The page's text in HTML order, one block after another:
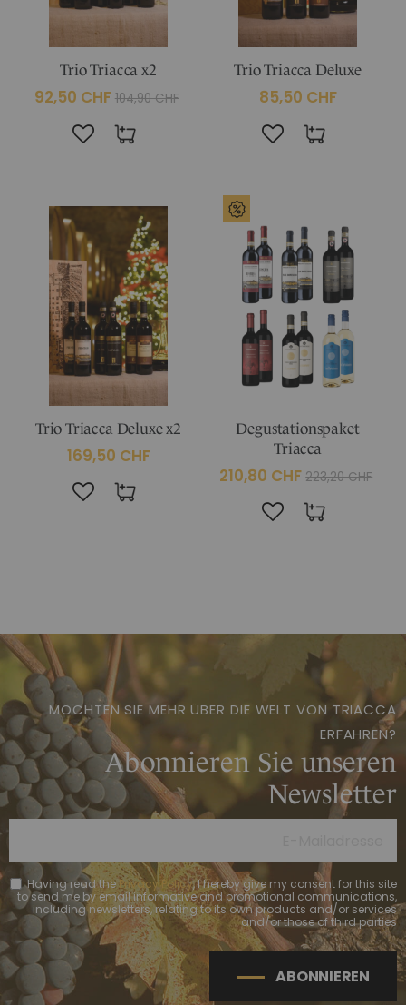
Trio Triacca x2
92,50 CHF 104,90 CHF
Trio Triacca Deluxe
85,50 CHF
Trio Triacca Deluxe x2
169,50 CHF
Degustationspaket
Triacca
210,80 CHF 223,20 CHF
MÖCHTEN SIE MEHR ÜBER DIE WELT VON TRIACCA
ERFAHREN?
Abonnieren Sie unseren
Newsletter
Having read thePrivacy Policy, I hereby give my consent for this site
to send me by email informative and promotional communications,
including newsletters, relating to its own products and/or services
and/or those of third parties
ABONNIEREN